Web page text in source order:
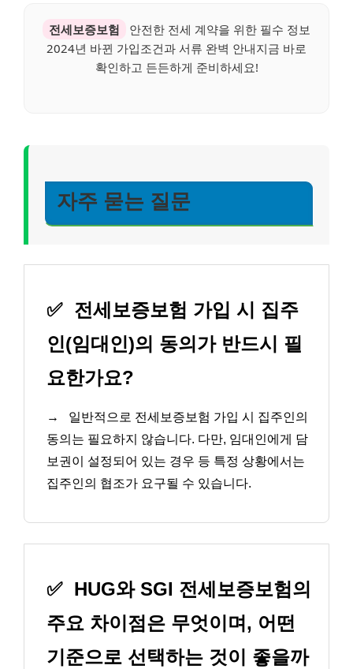
전세보증보험
안전한 전세 계약을 위한 필수 정보
2024년 바뀐 가입조건과 서류 완벽 안내지금 바로
확인하고 든든하게 준비하세요!
자주 묻는 질문
✅ 전세보증보험 가입 시 집주
인(임대인)의 동의가 반드시 필
요한가요?
→
일반적으로 전세보증보험 가입 시 집주인의
동의는 필요하지 않습니다. 다만, 임대인에게 담
보권이 설정되어 있는 경우 등 특정 상황에서는
집주인의 협조가 요구될 수 있습니다.
✅ HUG와 SGI 전세보증보험의
주요 차이점은 무엇이며, 어떤
기준으로 선택하는 것이 좋을까